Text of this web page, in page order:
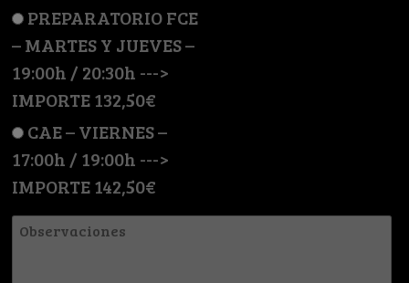
PREPARATORIO FCE
– MARTES Y JUEVES –
19:00h / 20:30h --->
IMPORTE 132,50€
CAE – VIERNES –
17:00h / 19:00h --->
IMPORTE 142,50€
Observaciones